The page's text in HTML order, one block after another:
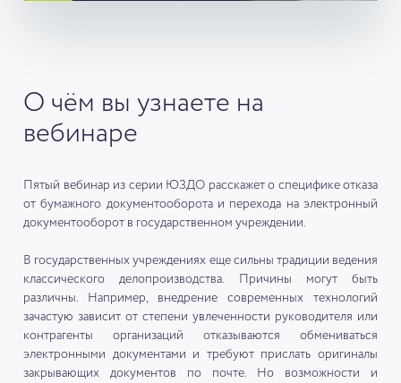
О чём вы узнаете на
вебинаре
Пятый вебинар из серии ЮЗДО расскажет о специфике отказа
от бумажного документооборота и перехода на электронный
документооборот в государственном учреждении.
В государственных учреждениях еще сильны традиции ведения
классического делопроизводства. Причины могут быть
различны. Например, внедрение современных технологий
зачастую зависит от степени увлеченности руководителя или
контрагенты организаций отказываются обмениваться
электронными документами и требуют прислать оригиналы
закрывающих документов по почте. Но возможности и